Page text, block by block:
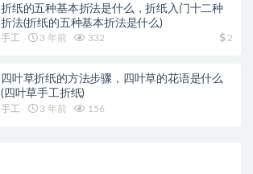
折纸的五种基本折法是什么，折纸入门十二种
折法(折纸的五种基本折法是什么)
手工 3 年前 332 2
四叶草折纸的方法步骤，四叶草的花语是什么
(四叶草手工折纸)
手工 3 年前 156